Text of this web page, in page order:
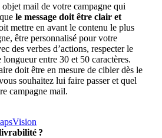
mail de votre campagne qui
le message doit être clair et
mettre en avant le contenu le plus
être personnalisé pour votre
des verbes d’actions, respecter le
longueur entre 30 et 50 caractères.
doit être en mesure de cibler dès le
souhaitez lui faire passer et quel
campagne mail.
?